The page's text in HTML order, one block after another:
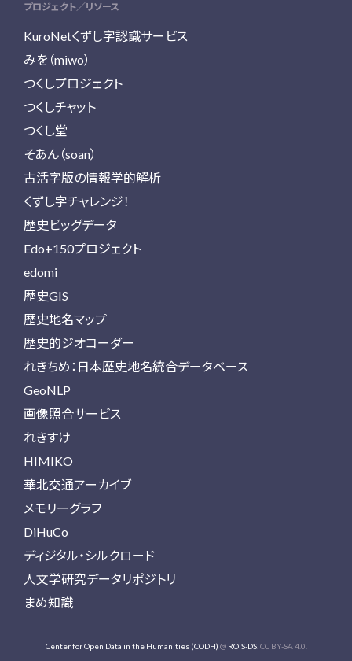
プロジェクト／リソース
KuroNetくずし字認識サービス
みを（miwo）
つくしプロジェクト
つくしチャット
つくし堂
そあん（soan）
古活字版の情報学的解析
くずし字チャレンジ！
歴史ビッグデータ
Edo+150プロジェクト
edomi
歴史GIS
歴史地名マップ
歴史的ジオコーダー
れきちめ：日本歴史地名統合データベース
GeoNLP
画像照合サービス
れきすけ
HIMIKO
華北交通アーカイブ
メモリーグラフ
DiHuCo
ディジタル・シルクロード
人文学研究データリポジトリ
まめ知識
Center for Open Data in the Humanities (CODH) @ ROIS-DS. CC BY-SA 4.0.